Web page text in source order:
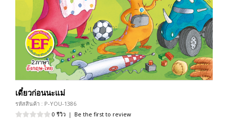
เดี๋ยวก่อนนะแม่
รหัสสินค้า : P-YOU-1386
0 รีวิว | Be the first to review